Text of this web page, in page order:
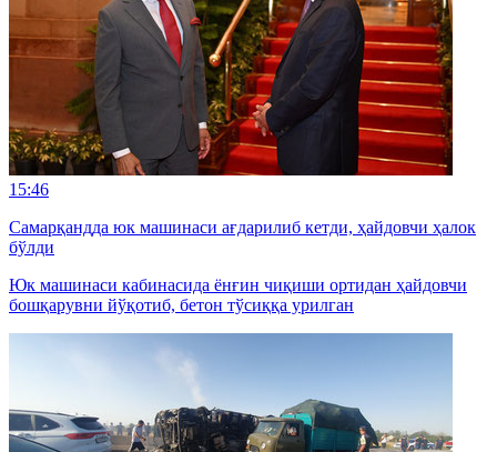
15:46
Самарқандда юк машинаси ағдарилиб кетди, ҳайдовчи ҳалок
бўлди
Юк машинаси кабинасида ёнғин чиқиши ортидан ҳайдовчи
бошқарувни йўқотиб, бетон тўсиққа урилган